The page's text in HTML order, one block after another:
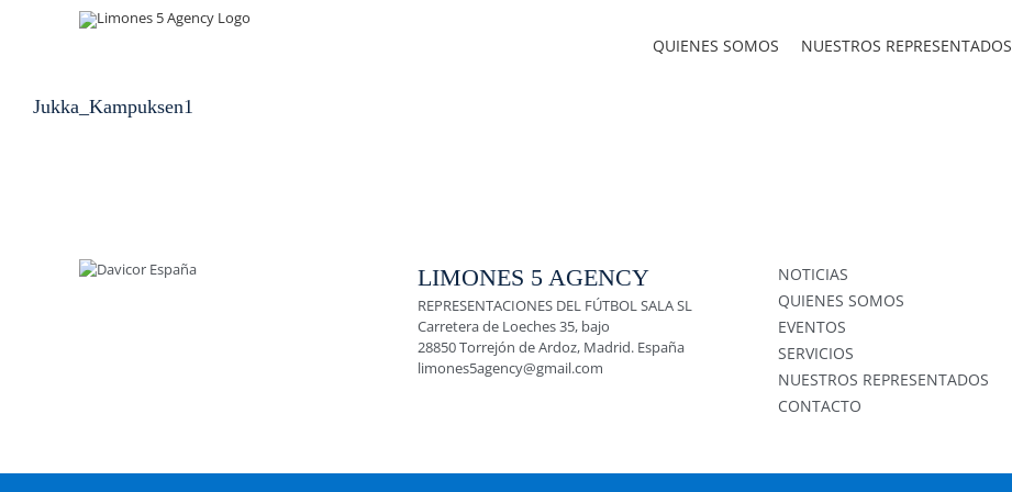
QUIENES SOMOS NUESTROS REPRESENTADOS
Jukka_Kampuksen1
LIMONES 5 AGENCY
REPRESENTACIONES DEL FÚTBOL SALA SL
Carretera de Loeches 35, bajo
28850 Torrejón de Ardoz, Madrid. España
limones5agency@gmail.com
NOTICIAS
QUIENES SOMOS
EVENTOS
SERVICIOS
NUESTROS REPRESENTADOS
CONTACTO